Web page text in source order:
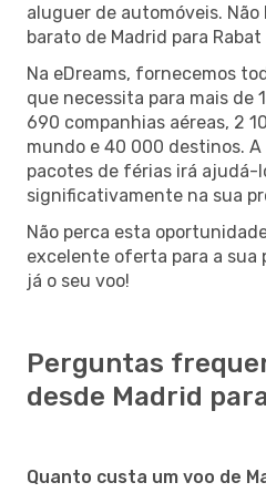
aluguer de automóveis.
barato de Madrid para
Na eDreams, fornecemos
que necessita para mais de
690 companhias aéreas, 2
mundo e 40 000 destinos.
pacotes de férias irá ajudá-
significativamente na sua
Não perca esta
excelente oferta para a sua
já o seu voo!
Perguntas
desde Madrid
Quanto custa um voo de